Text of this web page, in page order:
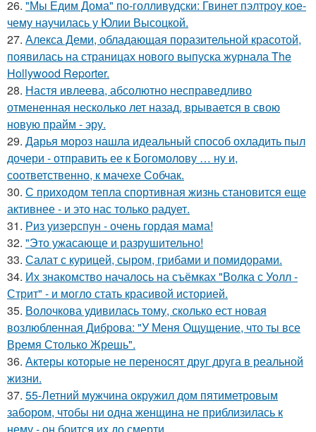
26. "Мы Едим Дома" по-голливудски: Гвинет пэлтроу кое-
чему научилась у Юлии Высоцкой.
27. Алекса Деми, обладающая поразительной красотой,
появилась на страницах нового выпуска журнала The
Hollywood Reporter.
28. Настя ивлеева, абсолютно несправедливо
отмененная несколько лет назад, врывается в свою
новую прайм - эру.
29. Дарья мороз нашла идеальный способ охладить пыл
дочери - отправить ее к Богомолову … ну и,
соответственно, к мачехе Собчак.
30. С приходом тепла спортивная жизнь становится еще
активнее - и это нас только радует.
31. Риз уизерспун - очень гордая мама!
32. "Это ужасающе и разрушительно!
33. Салат с курицей, сыром, грибами и помидорами.
34. Их знакомство началось на съёмках "Волка с Уолл -
Стрит" - и могло стать красивой историей.
35. Волочкова удивилась тому, сколько ест новая
возлюбленная Диброва: "У Меня Ощущение, что ты все
Время Столько Жрешь".
36. Актеры которые не переносят друг друга в реальной
жизни.
37. 55-Летний мужчина окружил дом пятиметровым
забором, чтобы ни одна женщина не приблизилась к